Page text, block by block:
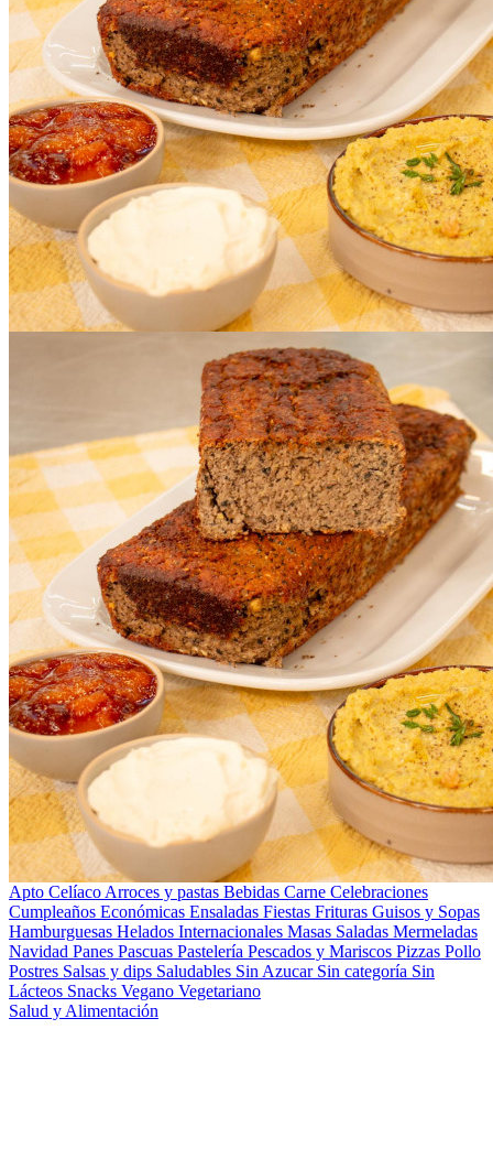
Apto Celíaco Arroces y pastas Bebidas Carne Celebraciones
Cumpleaños Económicas Ensaladas Fiestas Frituras Guisos y Sopas
Hamburguesas Helados Internacionales Masas Saladas Mermeladas
Navidad Panes Pascuas Pastelería Pescados y Mariscos Pizzas Pollo
Postres Salsas y dips Saludables Sin Azucar Sin categoría Sin
Lácteos Snacks Vegano Vegetariano
Salud y Alimentación